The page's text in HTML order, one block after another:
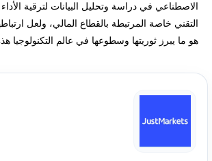
ما هي الشركات والمؤسسات التي تعمل على تطوير
تحتاج لاستشارة لمعرفة كيفية تداول عملات الذكاء
الاصطناعي في دراسة وتحليل البيانات لترقية
التقني خاصة المرتبطة بالقطاع المالي، ولعل
هو ما يبرز ثوريتها وسطوعها في عالم التكنولوجيا